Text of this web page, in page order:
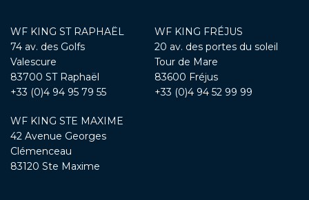
WF KING ST RAPHAËL
74 av. des Golfs
Valescure
83700 ST Raphaël
+33 (0)4 94 95 79 55
WF KING FRÉJUS
20 av. des portes du soleil
Tour de Mare
83600 Fréjus
+33 (0)4 94 52 99 99
WF KING STE MAXIME
42 Avenue Georges
Clémenceau
83120 Ste Maxime